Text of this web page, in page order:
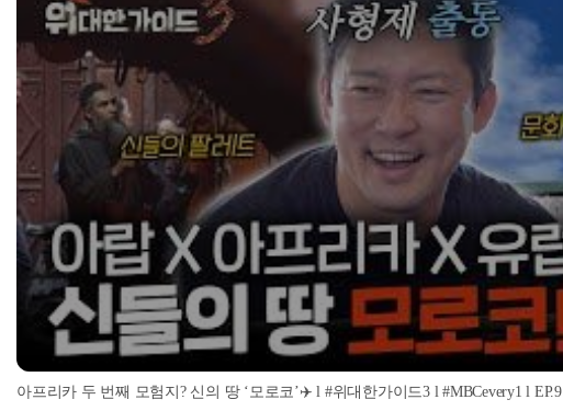
아프리카 두 번째 모험지? 신의 땅 ‘모로코’✈️ l #위대한가이드3 l #MBCevery1 l EP.9